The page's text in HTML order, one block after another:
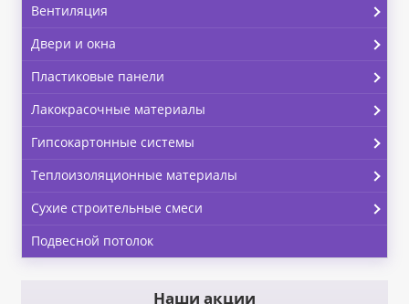
Вентиляция
Двери и окна
Пластиковые панели
Лакокрасочные материалы
Гипсокартонные системы
Теплоизоляционные материалы
Сухие строительные смеси
Подвесной потолок
Наши акции